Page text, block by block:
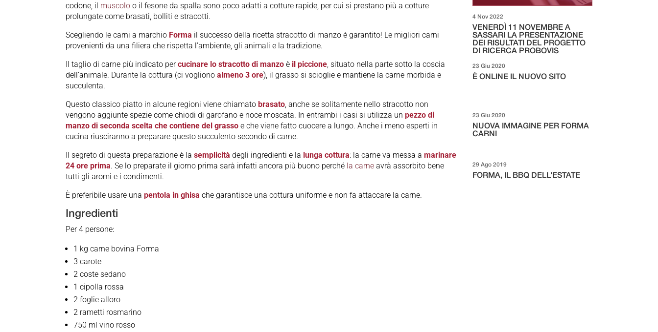
codone, il muscolo o il fesone da spalla sono poco adatti a cotture rapide, per cui si prestano più a cotture
prolungate come brasati, bolliti e stracotti.
Scegliendo le carni a marchio Forma il successo della ricetta stracotto di manzo è garantito! Le migliori carni
provenienti da una filiera che rispetta l’ambiente, gli animali e la tradizione.
Il taglio di carne più indicato percucinare lo stracotto di manzo è il piccione , situato nella parte sotto la coscia
dell’animale. Durante la cottura (ci voglionoalmeno 3 ore), il grasso si scioglie e mantiene la carne morbida e
succulenta.
Questo classico piatto in alcune regioni viene chiamatobrasato , anche se solitamente nello stracotto non
vengono aggiunte spezie come chiodi di garofano e noce moscata. In entrambi i casi si utilizza unpezzo di
manzo di seconda scelta che contiene del grasso e che viene fatto cuocere a lungo. Anche i meno esperti in
cucina riusciranno a preparare questo succulento secondo di carne.
Il segreto di questa preparazione è lasemplicità degli ingredienti e la lunga cottura: la carne va messa amarinare
24 ore prima. Se lo preparate il giorno prima sarà infatti ancora più buono perché la carne avrà assorbito bene
tutti gli aromi e i condimenti.
È preferibile usare unapentola in ghisa che garantisce una cottura uniforme e non fa attaccare la carne.
Ingredienti
Per 4 persone:
1 kg carne bovina Forma
3 carote
2 coste sedano
1 cipolla rossa
2 foglie alloro
2 rametti rosmarino
750 ml vino rosso
VENERDÌ 11 NOVEMBRE A
SASSARI LA PRESENTAZIONE
DEI RISULTATI DEL PROGETTO
DI RICERCA PROBOVIS
4 Nov 2022
È ONLINE IL NUOVO SITO
23 Giu 2020
NUOVA IMMAGINE PER FORMA
CARNI
23 Giu 2020
FORMA, IL BBQ DELL’ESTATE
29 Ago 2019